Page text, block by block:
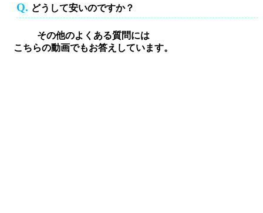
どうして安いのですか？
Q. どうして安いのですか？
その他のよくある質問には
こちらの動画でもお答えしています。